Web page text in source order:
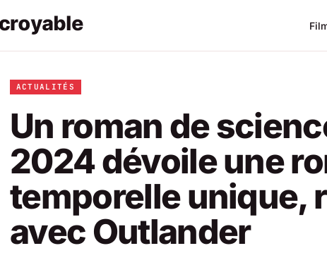
ACTUALITÉS
Un roman de
2024 dévoile une
temporelle unique,
avec Outlander